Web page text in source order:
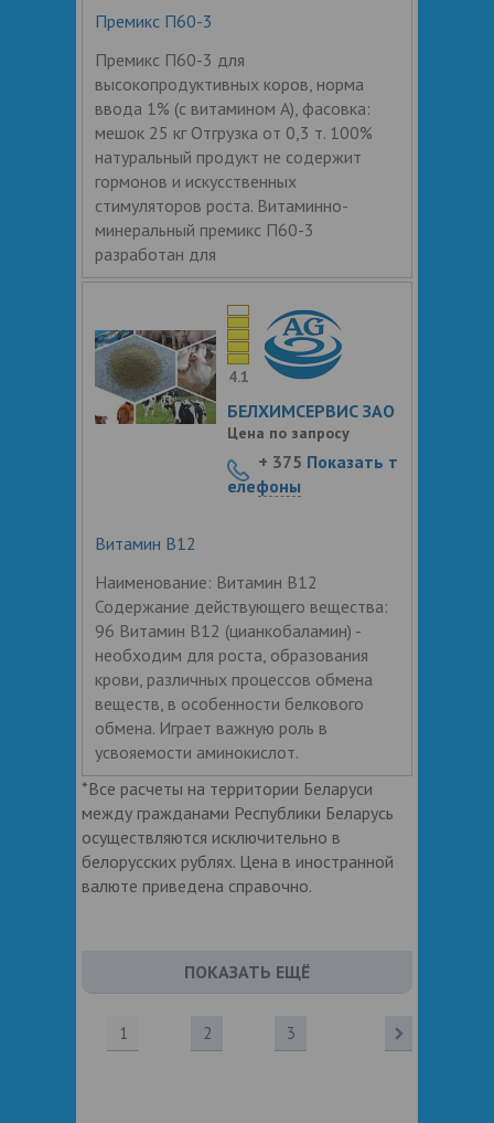
Премикс П60-3
Премикс П60-3 для
высокопродуктивных коров, норма
ввода 1% (с витамином А), фасовка:
мешок 25 кг Отгрузка от 0,3 т. 100%
натуральный продукт не содержит
гормонов и искусственных
стимуляторов роста. Витаминно-
минеральный премикс П60-3
разработан для
Витамин B12
Наименование: Витамин B12
Содержание действующего вещества:
96 Витамин В12 (цианкобаламин) -
необходим для роста, образования
крови, различных процессов обмена
веществ, в особенности белкового
обмена. Играет важную роль в
усвояемости аминокислот.
4.1
БЕЛХИМСЕРВИС ЗАО
Цена по запросу
+ 375 Показать т
елефоны
*Все расчеты на территории Беларуси
между гражданами Республики Беларусь
осуществляются исключительно в
белорусских рублях. Цена в иностранной
валюте приведена справочно.
ПОКАЗАТЬ ЕЩЁ
1 2 3